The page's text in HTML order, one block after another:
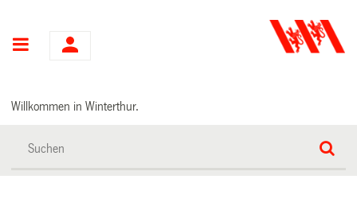
Hauptnavigation
Willkommen in Winterthur.